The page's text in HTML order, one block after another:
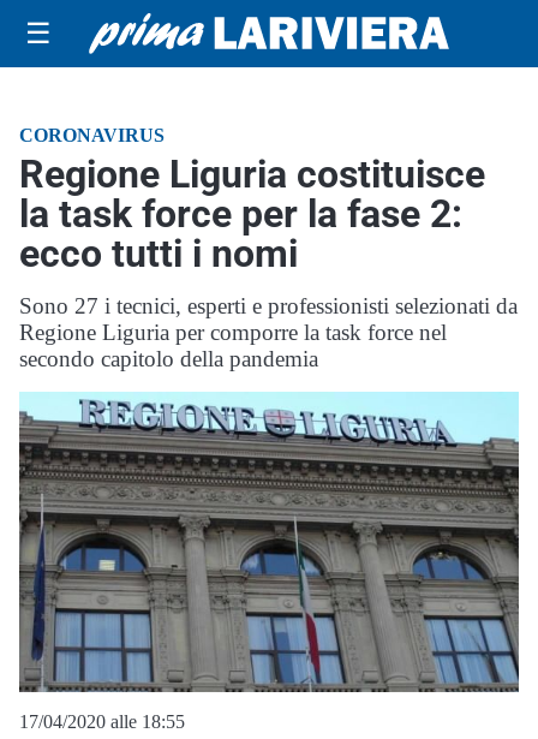
☰
CORONAVIRUS
Regione Liguria costituisce
la task force per la fase 2:
ecco tutti i nomi
Sono 27 i tecnici, esperti e professionisti selezionati da
Regione Liguria per comporre la task force nel
secondo capitolo della pandemia
17/04/2020 alle 18:55